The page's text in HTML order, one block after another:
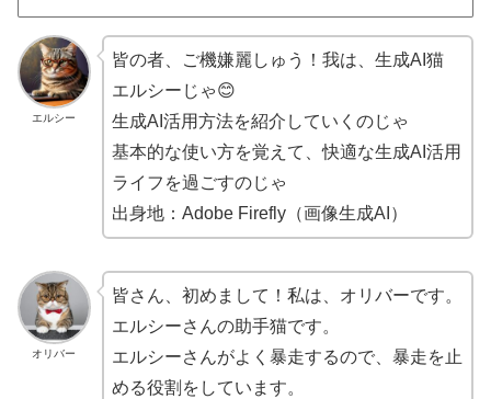
エルシー
皆の者、ご機嫌麗しゅう！我は、生成AI猫
エルシーじゃ😊
生成AI活用方法を紹介していくのじゃ
基本的な使い方を覚えて、快適な生成AI活用
ライフを過ごすのじゃ
出身地：Adobe Firefly（画像生成AI）
オリバー
皆さん、初めまして！私は、オリバーです。
エルシーさんの助手猫です。
エルシーさんがよく暴走するので、暴走を止
める役割をしています。